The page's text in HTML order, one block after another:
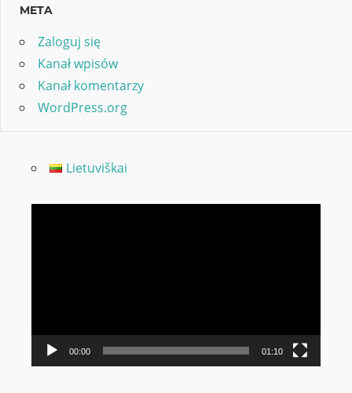
META
Zaloguj się
Kanał wpisów
Kanał komentarzy
WordPress.org
Lietuviškai
00:00 01:10